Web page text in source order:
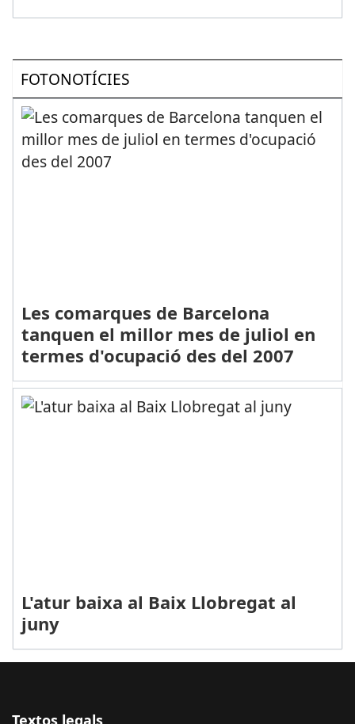
FOTONOTÍCIES
Les comarques de Barcelona
tanquen el millor mes de juliol en
termes d'ocupació des del 2007
L'atur baixa al Baix Llobregat al
juny
Textos legals